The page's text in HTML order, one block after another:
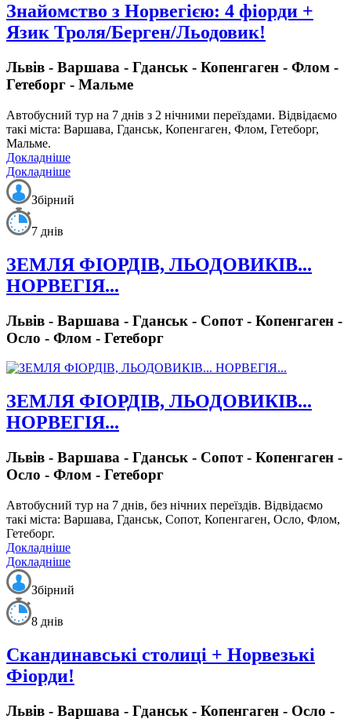
Знайомство з Норвегією: 4 фіорди +
Язик Троля/Берген/Льодовик!
Львів - Варшава - Гданськ - Копенгаген - Флом -
Гетеборг - Мальме
Автобусний тур на 7 днів з 2 нічними переїздами. Відвідаємо
такі міста: Варшава, Гданськ, Копенгаген, Флом, Гетеборг,
Мальме.
Докладніше
Докладніше
Збірний
7 днів
ЗЕМЛЯ ФІОРДІВ, ЛЬОДОВИКІВ...
НОРВЕГІЯ...
Львів - Варшава - Гданськ - Сопот - Копенгаген -
Осло - Флом - Гетеборг
ЗЕМЛЯ ФІОРДІВ, ЛЬОДОВИКІВ...
НОРВЕГІЯ...
Львів - Варшава - Гданськ - Сопот - Копенгаген -
Осло - Флом - Гетеборг
Автобусний тур на 7 днів, без нічних переїздів. Відвідаємо
такі міста: Варшава, Гданськ, Сопот, Копенгаген, Осло, Флом,
Гетеборг.
Докладніше
Докладніше
Збірний
8 днів
Скандинавські столиці + Норвезькі
Фіорди!
Львів - Варшава - Гданськ - Копенгаген - Осло -